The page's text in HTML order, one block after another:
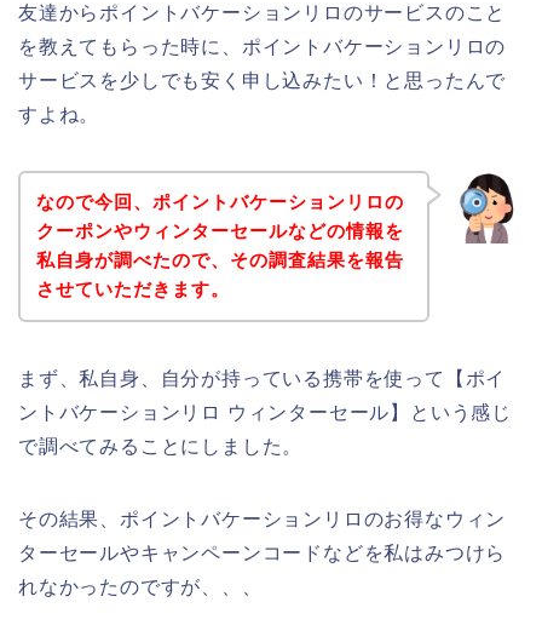
友達からポイントバケーションリロのサービスのこと
を教えてもらった時に、ポイントバケーションリロの
サービスを少しでも安く申し込みたい！と思ったんで
すよね。
なので今回、ポイントバケーションリロの
クーポンやウィンターセールなどの情報を
私自身が調べたので、その調査結果を報告
させていただきます。
まず、私自身、自分が持っている携帯を使って【ポイ
ントバケーションリロ ウィンターセール】という感じ
で調べてみることにしました。
その結果、ポイントバケーションリロのお得なウィン
ターセールやキャンペーンコードなどを私はみつけら
れなかったのですが、、、